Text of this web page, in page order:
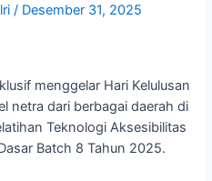
lri/ Desember 31, 2025
menggelar Hari Kelulusan
netra dari berbagai daerah di
Teknologi Aksesibilitas
Batch 8 Tahun 2025.